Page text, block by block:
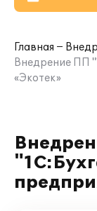
Главная
Внедрение ПП
«Экотек»